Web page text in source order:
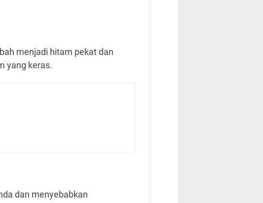
menjadi hitam pekat dan
yang keras.
dan menyebabkan